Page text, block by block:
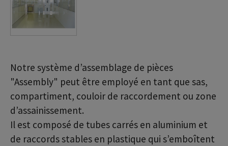
Notre système d’assemblage de pièces
"Assembly" peut être employé en tant que sas,
compartiment, couloir de raccordement ou zone
d’assainissement.
Il est composé de tubes carrés en aluminium et
de raccords stables en plastique qui s’emboîtent